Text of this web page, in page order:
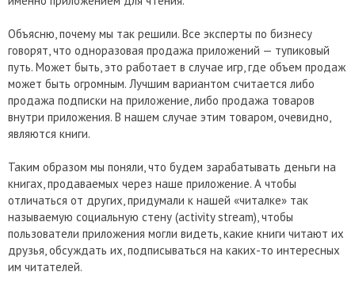
Объясню, почему мы так решили. Все эксперты по бизнесу
говорят, что одноразовая продажа приложений — тупиковый
путь. Может быть, это работает в случае игр, где объем продаж
может быть огромным. Лучшим вариантом считается либо
продажа подписки на приложение, либо продажа товаров
внутри приложения. В нашем случае этим товаром, очевидно,
являются книги.
Таким образом мы поняли, что будем зарабатывать деньги на
книгах, продаваемых через наше приложение. А чтобы
отличаться от других, придумали к нашей «читалке» так
называемую социальную стену (activity stream), чтобы
пользователи приложения могли видеть, какие книги читают их
друзья, обсуждать их, подписываться на каких-то интересных
им читателей.